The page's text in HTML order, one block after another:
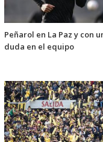
Peñarol en La Paz y con
duda en el equipo